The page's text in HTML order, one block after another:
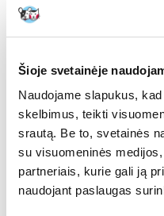
Šioje svetainėje
Naudojame slapukus,
skelbimus, teikti
srautą. Be to, svetainės
su visuomeninės
partneriais, kurie gali ją
naudojant paslaugas
Analitiniai komponentai
:
%, neapdoroti riebalai min.
max. 8.1%, moisture max. 12%.
Pašaras 25-30 g
per dieną, priklausomai nuo
nuolatinę prieigą prie šviežio
RŪŠIS:
Parametrai
PAKUOTĖS SVORIS
(KG):
500